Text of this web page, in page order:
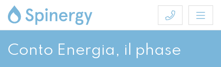
Conto Energia, il phase